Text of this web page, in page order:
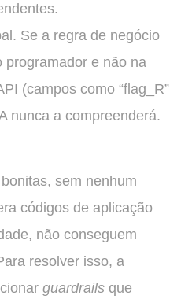
Se a regra de negócio
programador e não na
(campos como “flag_R”
nunca a compreenderá.
sem nenhum
códigos de aplicação
não conseguem
resolver isso, a
guardrails que